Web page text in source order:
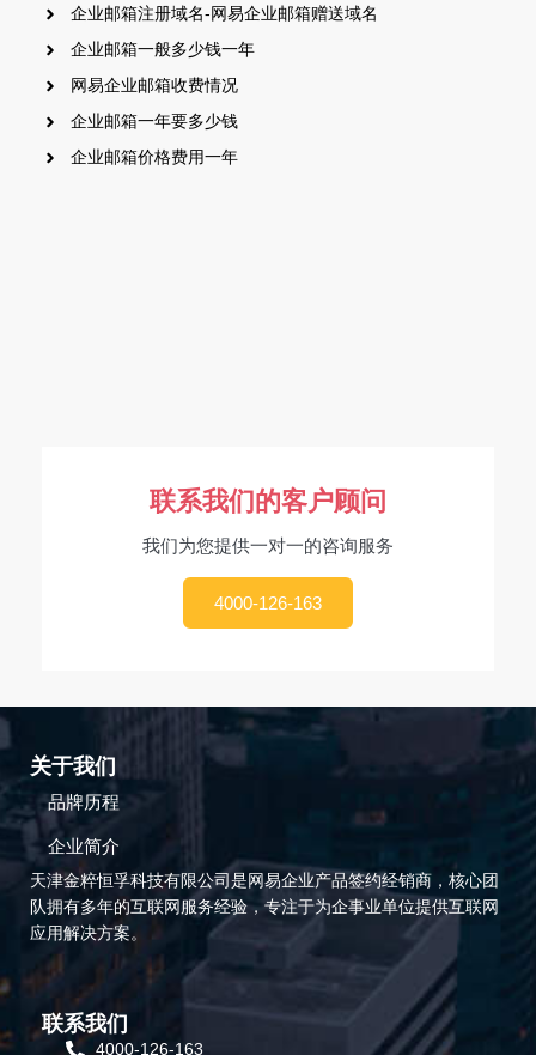
企业邮箱注册域名-网易企业邮箱赠送域名
企业邮箱一般多少钱一年
网易企业邮箱收费情况
企业邮箱一年要多少钱
企业邮箱价格费用一年
联系我们的客户顾问
我们为您提供一对一的咨询服务
4000-126-163
关于我们
品牌历程
企业简介
天津金粹恒孚科技有限公司是网易企业产品签约经销商，核心团
队拥有多年的互联网服务经验，专注于为企事业单位提供互联网
应用解决方案。
联系我们
4000-126-163